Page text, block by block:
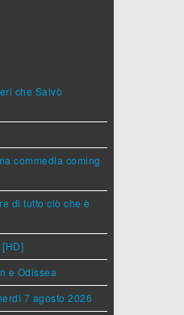
che Salvò
commedia coming
di tutto ciò che è
e Odissea
7 agosto 2026